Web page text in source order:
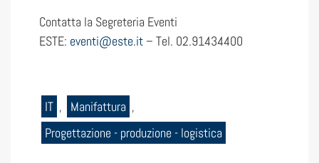
Contatta la Segreteria Eventi
ESTE: eventi@este.it – Tel. 02.91434400
IT , Manifattura ,
Progettazione - produzione - logistica